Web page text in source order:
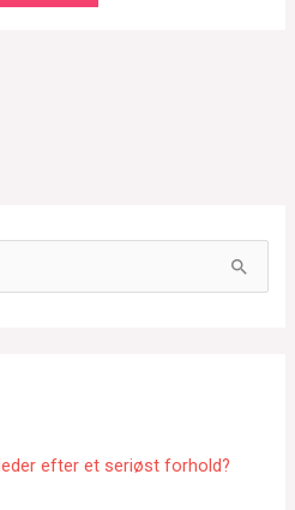
efter et seriøst forhold?